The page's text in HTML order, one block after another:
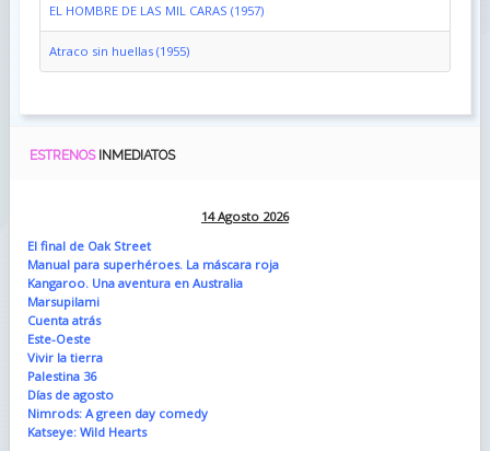
EL HOMBRE DE LAS MIL CARAS (1957)
Atraco sin huellas (1955)
ESTRENOS INMEDIATOS
14 Agosto 2026
El final de Oak Street
Manual para superhéroes. La máscara roja
Kangaroo. Una aventura en Australia
Marsupilami
Cuenta atrás
Este-Oeste
Vivir la tierra
Palestina 36
Días de agosto
Nimrods: A green day comedy
Katseye: Wild Hearts